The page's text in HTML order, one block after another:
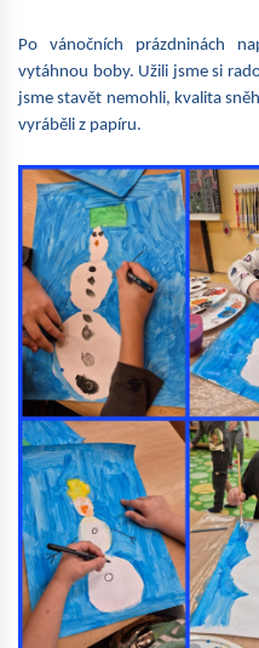
Po vánočních prázdninách
vytáhnou boby. Užili jsme si
jsme stavět nemohli, kvalita
vyráběli z papíru.